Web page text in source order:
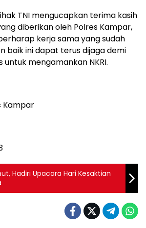
TNI mengucapkan terima kasih
diberikan oleh Polres Kampar,
kerja sama yang sudah
baik ini dapat terus dijaga demi
untuk mengamankan NKRI.
Kampar
Hadiri Upacara Hari Kesaktian